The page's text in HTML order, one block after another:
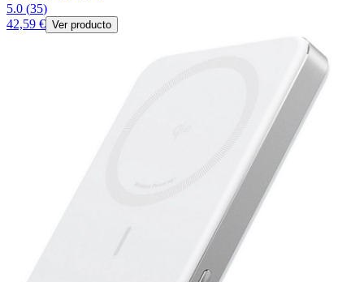
5.0 (35)
42,59 € Ver producto